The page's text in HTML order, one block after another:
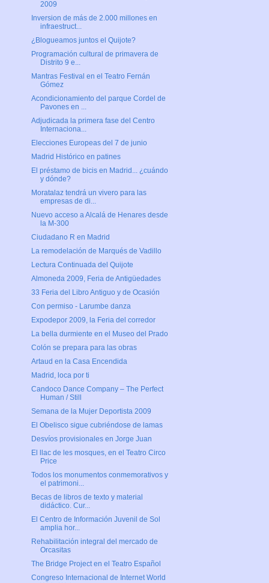
2009
Inversion de más de 2.000 millones en
infraestruct...
¿Blogueamos juntos el Quijote?
Programación cultural de primavera de
Distrito 9 e...
Mantras Festival en el Teatro Fernán
Gómez
Acondicionamiento del parque Cordel de
Pavones en ...
Adjudicada la primera fase del Centro
Internaciona...
Elecciones Europeas del 7 de junio
Madrid Histórico en patines
El préstamo de bicis en Madrid... ¿cuándo
y dónde?
Moratalaz tendrá un vivero para las
empresas de di...
Nuevo acceso a Alcalá de Henares desde
la M-300
Ciudadano R en Madrid
La remodelación de Marqués de Vadillo
Lectura Continuada del Quijote
Almoneda 2009, Feria de Antigüedades
33 Feria del Libro Antiguo y de Ocasión
Con permiso - Larumbe danza
Expodepor 2009, la Feria del corredor
La bella durmiente en el Museo del Prado
Colón se prepara para las obras
Artaud en la Casa Encendida
Madrid, loca por ti
Candoco Dance Company – The Perfect
Human / Still
Semana de la Mujer Deportista 2009
El Obelisco sigue cubriéndose de lamas
Desvíos provisionales en Jorge Juan
El llac de les mosques, en el Teatro Circo
Price
Todos los monumentos conmemorativos y
el patrimoni...
Becas de libros de texto y material
didáctico. Cur...
El Centro de Información Juvenil de Sol
amplia hor...
Rehabilitación integral del mercado de
Orcasitas
The Bridge Project en el Teatro Español
Congreso Internacional de Internet World